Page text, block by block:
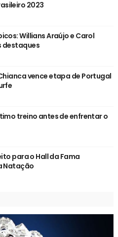
2023
Willians Araújo e Carol
destaques
vence etapa de Portugal
treino antes de enfrentar o
para o Hall da Fama
Natação